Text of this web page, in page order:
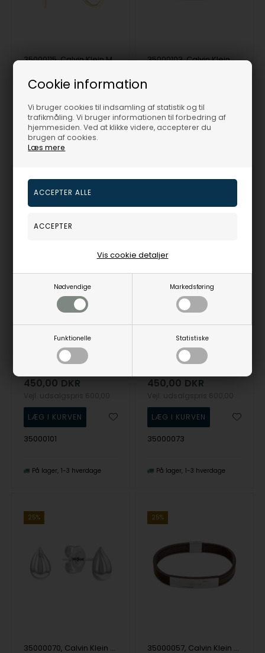
Cookie information
Vi bruger cookies til indsamling af statistik og til
trafikmåling. Vi bruger informationen til forbedring af
hjemmesiden. Ved at klikke videre, accepterer du
brugen af cookies.
Læs mere
Nødvendige Markedsføring
Funktionelle Statistiske
Vis cookie detaljer
35000115, Calvin Klein Molten Pebble Bangle Armbånd
450,00 DKR
35000115
35000103, Calvin Klein Braided Bracelet 19,5Cm Armbånd
25%
Calvin Klein
450,00 DKR
35000101
På lager 1-3 hverdage
Calvin Klein
450,00 DKR
35000073
På lager 1-3 hverdage
25%
35000070, Calvin Klein Sculptured Drops Earrings Ørering
25%
35000057, Calvin Klein Grid Bracelet 19,5cm Armbånd